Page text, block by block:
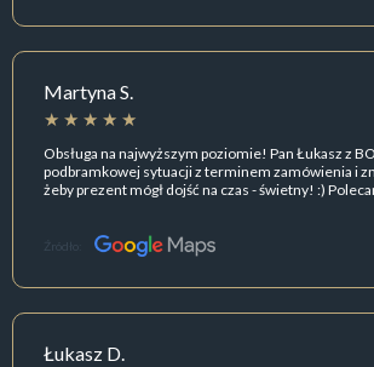
Martyna S.
Obsługa na najwyższym poziomie! Pan Łukasz z
podbramkowej sytuacji z terminem zamówienia i
żeby prezent mógł dojść na czas - świetny! :)
Źródło:
Łukasz D.